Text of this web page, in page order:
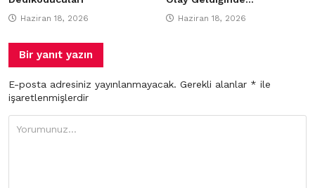
Haziran 18, 2026 Haziran 18, 2026
Bir yanıt yazın
E-posta adresiniz yayınlanmayacak. Gerekli alanlar * ile
işaretlenmişlerdir